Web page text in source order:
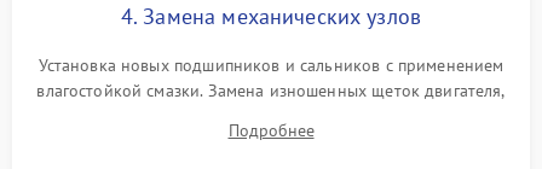
4. Замена механических узлов
Установка новых подшипников и сальников с применением
влагостойкой смазки. Замена изношенных щеток двигателя,
или поврежденной резиновой манжеты.
Подробнее